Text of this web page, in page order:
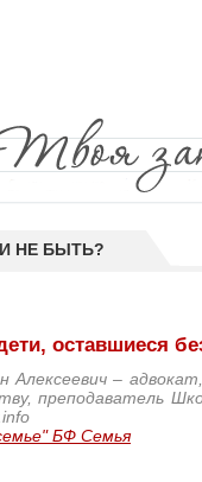
НЕ БЫТЬ?
оставшиеся
–
преподаватель
БФ Семья